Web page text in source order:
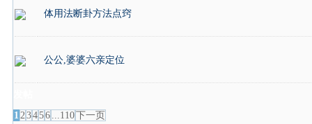
体用法断卦方法点窍
公公,婆婆六亲定位
1 23456 ...110下一页